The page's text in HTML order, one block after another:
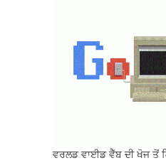
ਵਰਲਡ ਵਾਈਡ ਵੈੱਬ ਦੀ ਖੋਜ ਤੋਂ